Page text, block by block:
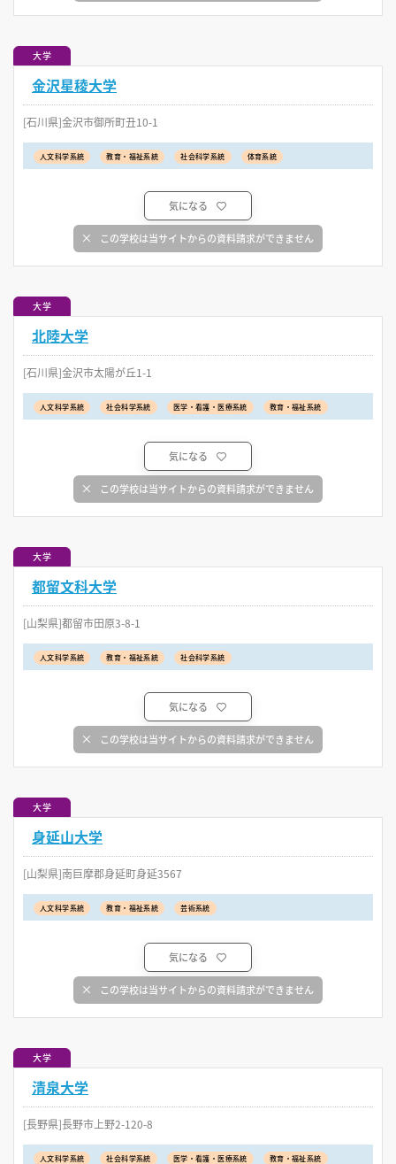
大学
金沢星稜大学
[石川県]金沢市御所町丑10-1
人文科学系統 教育・福祉系統 社会科学系統 体育系統
気になる
この学校は当サイトからの資料請求ができません
大学
北陸大学
[石川県]金沢市太陽が丘1-1
人文科学系統 社会科学系統 医学・看護・医療系統 教育・福祉系統
気になる
この学校は当サイトからの資料請求ができません
大学
都留文科大学
[山梨県]都留市田原3-8-1
人文科学系統 教育・福祉系統 社会科学系統
気になる
この学校は当サイトからの資料請求ができません
大学
身延山大学
[山梨県]南巨摩郡身延町身延3567
人文科学系統 教育・福祉系統 芸術系統
気になる
この学校は当サイトからの資料請求ができません
大学
清泉大学
[長野県]長野市上野2-120-8
人文科学系統 社会科学系統 医学・看護・医療系統 教育・福祉系統